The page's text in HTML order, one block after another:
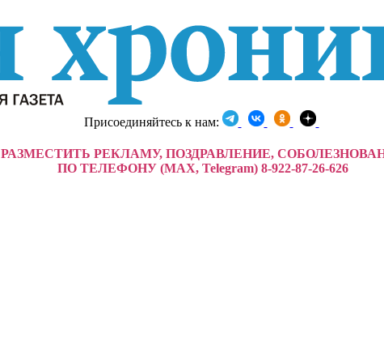
Присоединяйтесь к нам:
РАЗМЕСТИТЬ РЕКЛАМУ, ПОЗДРАВЛЕНИЕ,
ПО ТЕЛЕФОНУ (MAX, Telegram) 8-922-87-26-626